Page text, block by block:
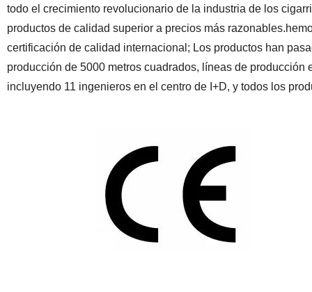
todo el crecimiento revolucionario de la industria de los
productos de calidad superior a precios más
certificación de calidad internacional; Los productos han
producción de 5000 metros cuadrados, líneas de
incluyendo 11 ingenieros en el centro de I+D, y todos los